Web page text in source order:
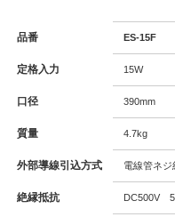
品番 ES-15F
定格入力 15W
口径 390mm
質量 4.7kg
外部導線引込方式 電線管ネジ
絶縁抵抗 DC500V